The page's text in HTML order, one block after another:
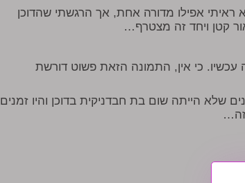
ראיתי אפילו מדורה אחת, אך הרגשתי שהדוכן
קטן ויחד זה מצטרף…
כי אין, התמונה הזאת פשוט דורשת
שלא הייתה שום בת חבדניקית בדוכן והיו זמנים